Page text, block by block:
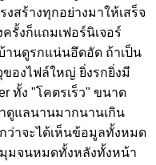
สร้างทุกอย่างมาให้เสร็จ
รั้งก็แถมเฟอร์นิเจอร์
านดูรกแน่นอึดอัด ถ้าเป็น
องไฟล์ใหญ่ ยิ่งรกยิ่งมี
ทั้ง "โคตรเร็ว" ขนาด
ดูแลนานมากนานเกิน
ว่าจะได้เห็นข้อมูลทั้งหมด
มจนหมดทั้งหลังทั้งหน้า